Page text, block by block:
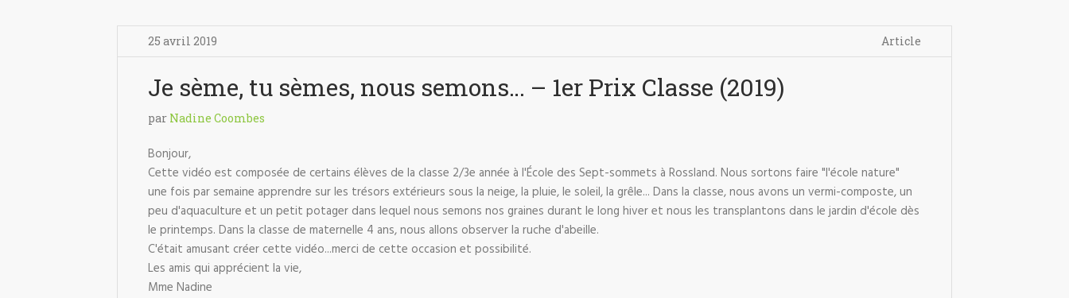
25 avril 2019 Article
Je sème, tu sèmes, nous semons… – 1er Prix Classe (2019)
par Nadine Coombes
Bonjour,
Cette vidéo est composée de certains élèves de la classe 2/3e année à l'École des Sept-sommets à Rossland. Nous sortons faire "l'école nature"
une fois par semaine apprendre sur les trésors extérieurs sous la neige, la pluie, le soleil, la grêle... Dans la classe, nous avons un vermi-composte, un
peu d'aquaculture et un petit potager dans lequel nous semons nos graines durant le long hiver et nous les transplantons dans le jardin d'école dès
le printemps. Dans la classe de maternelle 4 ans, nous allons observer la ruche d'abeille.
C'était amusant créer cette vidéo...merci de cette occasion et possibilité.
Les amis qui apprécient la vie,
Mme Nadine